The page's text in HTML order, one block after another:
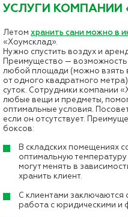
УСЛУГИ КОМПАНИИ
Летом хранить сани можно в
«Хоумсклад».
Нужно спустить воздух и
Преимущество —
любой площади (можно взять
от одного квадратного
суток. Сотрудники компании
любые вещи и предметы,
оптимальные условия.
если он отсутствует.
боксов:
В складских помещениях
оптимальную
могут менять в
хранить клиент.
С клиентами
работа с юридическими и